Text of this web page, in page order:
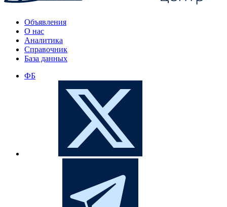
Объявления
О нас
Аналитика
Справочник
База данных
ФБ